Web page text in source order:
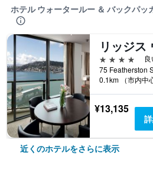
ホテル ウォータールー ＆ バックパッ
4つ星
0.1km （市内中
¥13,135
近くのホテルをさらに表示